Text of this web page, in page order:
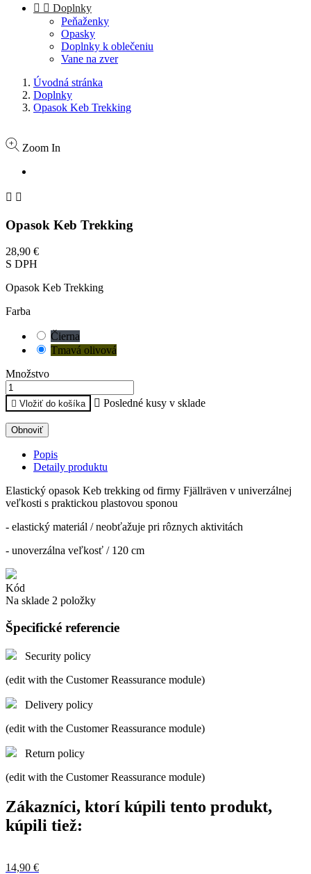
  Doplnky
Peňaženky
Opasky
Doplnky k oblečeniu
Vane na zver
Úvodná stránka
Doplnky
Opasok Keb Trekking
Zoom In
 
Opasok Keb Trekking
28,90 €
S DPH
Opasok Keb Trekking
Farba
Čierna
Tmavá olivová
Množstvo
 Vložiť do košíka  Posledné kusy v sklade
Popis
Detaily produktu
Elastický opasok Keb trekking od firmy Fjällräven v univerzálnej
veľkosti s praktickou plastovou sponou
- elastický materiál / neobťažuje pri rôznych aktivitách
- unoverzálna veľkosť / 120 cm
Kód
Na sklade 2 položky
Špecifické referencie
Security policy
(edit with the Customer Reassurance module)
Delivery policy
(edit with the Customer Reassurance module)
Return policy
(edit with the Customer Reassurance module)
Zákazníci, ktorí kúpili tento produkt,
kúpili tiež:
14,90 €